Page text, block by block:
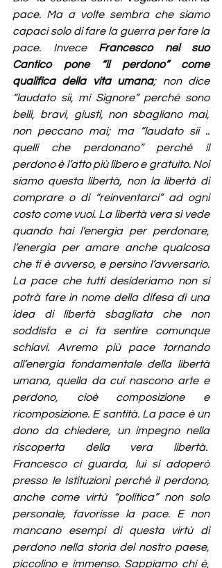
pace. Ma a volte sembra che siamo
capaci solo di fare la guerra per fare la
pace. Invece Francesco
nel suo
Cantico pone “il perdono” come
qualifica della vita umana; non dice
“laudato sii, mi Signore” perché sono
belli, bravi, giusti, non sbagliano mai,
non peccano mai; ma “laudato sii ..
quelli che perdonano” perché il
perdono è l’atto più libero e gratuito. Noi
siamo questa libertà, non la libertà di
comprare o di “reinventarci” ad ogni
costo come vuoi. La libertà vera si vede
quando hai l’energia per perdonare,
l’energia per amare anche qualcosa
che ti è avverso, e persino l’avversario.
La pace che tutti desideriamo non si
potrà fare in nome della difesa di una
idea di libertà sbagliata che non
soddisfa e ci fa sentire comunque
schiavi. Avremo più pace tornando
all’energia fondamentale della libertà
umana, quella da cui nascono arte e
perdono, cioè composizione e
ricomposizione. E santità. La pace è un
dono da chiedere, un impegno nella
riscoperta della vera libertà.
Francesco ci guarda, lui si adoperò
presso le Istituzioni perché il perdono,
anche come virtù “politica” non solo
personale, favorisse la pace. E non
mancano esempi di questa virtù di
perdono nella storia del nostro paese,
piccolino e immenso. Sappiamo chi è,